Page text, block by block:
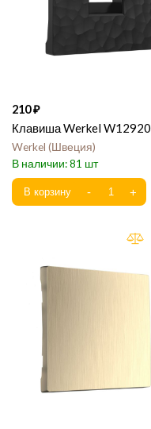
210
Клавиша Werkel
Werkel Швеция
81